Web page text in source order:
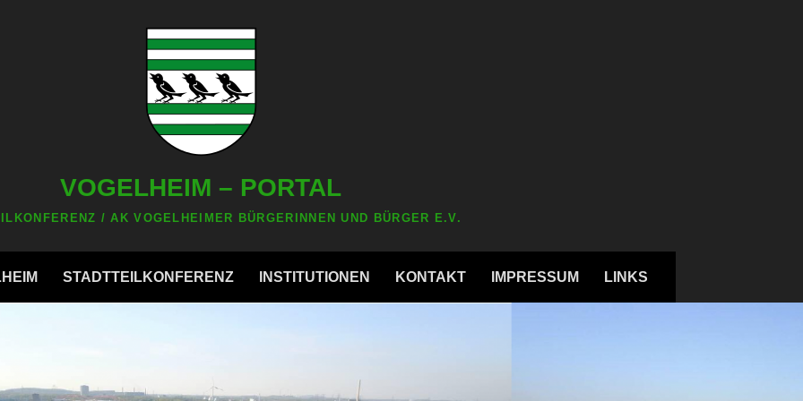
VOGELHEIM – PORTAL
/ AK VOGELHEIMER BÜRGERINNEN UND BÜRGER E.V.
STADTTEILKONFERENZ INSTITUTIONEN KONTAKT IMPRESSUM LINKS